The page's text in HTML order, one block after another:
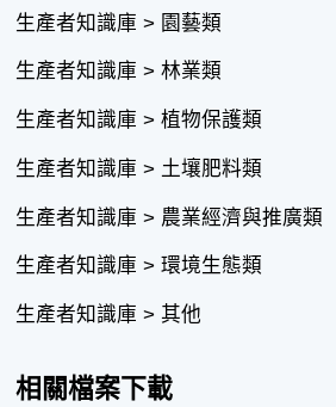
生產者知識庫 > 園藝類
生產者知識庫 > 林業類
生產者知識庫 > 植物保護類
生產者知識庫 > 土壤肥料類
生產者知識庫 > 農業經濟與推廣類
生產者知識庫 > 環境生態類
生產者知識庫 > 其他
相關檔案下載